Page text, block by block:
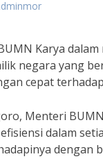
Karya
negara yang
cepat
Menteri
dalam
dengan